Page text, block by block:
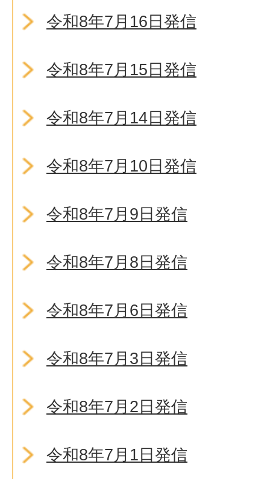
令和8年7月16日発信
令和8年7月15日発信
令和8年7月14日発信
令和8年7月10日発信
令和8年7月9日発信
令和8年7月8日発信
令和8年7月6日発信
令和8年7月3日発信
令和8年7月2日発信
令和8年7月1日発信